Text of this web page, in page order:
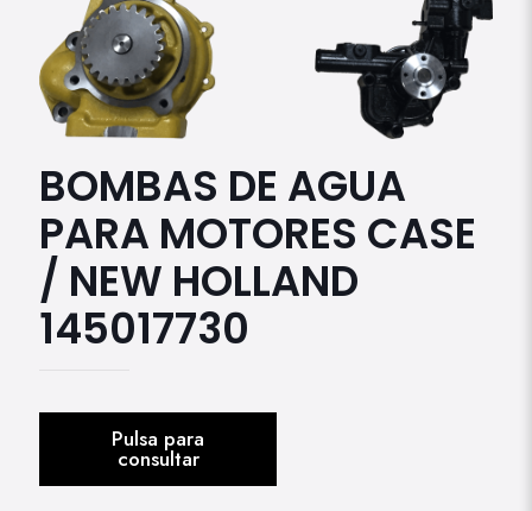
BOMBAS DE AGUA
PARA MOTORES CASE
/ NEW HOLLAND
145017730